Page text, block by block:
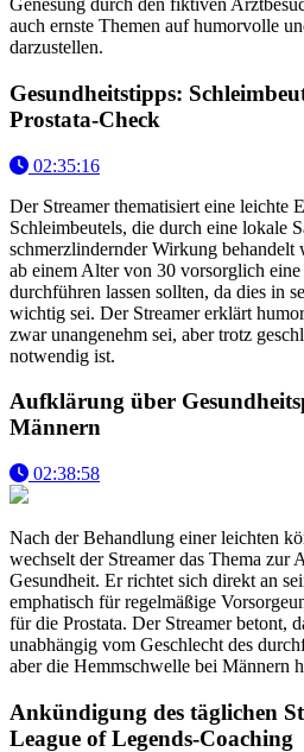
Genesung durch den fiktiven
auch ernste Themen auf humorvolle
darzustellen.
Gesundheitstipps:
Prostata-Check
02:35:16
Der Streamer thematisiert eine leichte
Schleimbeutels, die durch eine lokale
schmerzlindernder Wirkung behandelt
ab einem Alter von 30 vorsorglich
durchführen lassen sollten, da dies in
wichtig sei. Der Streamer erklärt
zwar unangenehm sei, aber trotz
notwendig ist.
Aufklärung über
Männern
02:38:58
Nach der Behandlung einer leichten
wechselt der Streamer das Thema zur
Gesundheit. Er richtet sich direkt an
emphatisch für regelmäßige
für die Prostata. Der Streamer betont,
unabhängig vom Geschlecht des
aber die Hemmschwelle bei Männern
Ankündigung des täglichen
League of Legends-Coaching